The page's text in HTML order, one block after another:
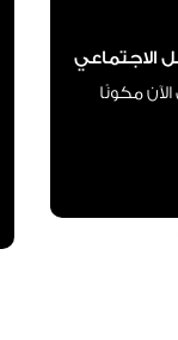
الاجتماعي
مكونًا